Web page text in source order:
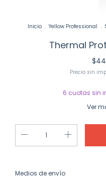
Inicio . Yellow Professional .
Thermal
Precio sin
6 cuotas sin
Ver
Entregas para el CP:
Medios de envío